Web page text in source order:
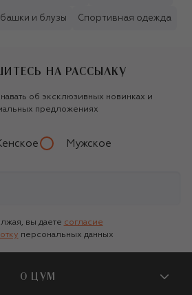
и блузы Спортивная одежда
НА РАССЫЛКУ
об эксклюзивных новинках и
предложениях
Мужское
вы даете согласие
персональных данных
О ЦУМ